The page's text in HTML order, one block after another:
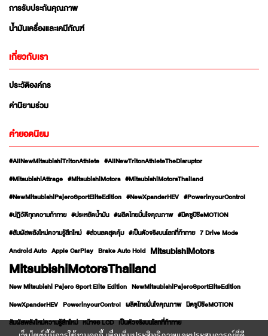
การรับประกันคุณภาพ
น้ำมันเครื่องและเคมีภัณฑ์
เกี่ยวกับเรา
ประวัติองค์กร
ค่านิยามร่วม
คำยอดนิยม
#AllNewMitsubishiTritonAthlete #AllNewTritonAthleteTheDisruptor
#MitsubishiAttrage #MitsubishiMotors #MitsubishiMotorsThailand
#NewMitsubishiPajeroSportEliteEdition #NewXpanderHEV #PowerinyourControl
#ปฏิวัติทุกความท้าทาย #ประหยัดน้ำมัน #ผลิตไทยมั่นใจคุณภาพ #มิตซูบิชิeMOTION
#สัมผัสพลังใหม่ความรู้สึกใหม่ #ส่วนลดสุดคุ้ม #เป็นตัวจริงบนโลกที่ท้าทาย 7 Drive Mode
Android Auto Apple CarPlay Brake Auto Hold MitsubishiMotors
MitsubishiMotorsThailand
New Mitsubishi Pajero Sport Elite Edition NewMitsubishiPajeroSportEliteEdition
NewXpanderHEV PowerinyourControl ผลิตไทยมั่นใจคุณภาพ มิตซูบิชิeMOTION
สัมผัสพลังใหม่ความรู้สึกใหม่ หน้าจอ LCD เป็นตัวจริงบนโลกที่ท้าทาย